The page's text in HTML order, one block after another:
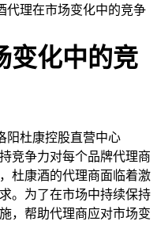
代理在市场变化中的竞争
变化中的竞
阳杜康控股直营中心
争力对每个品牌代理商
杜康酒的代理商面临着激
。为了在市场中持续保持
，帮助代理商应对市场变